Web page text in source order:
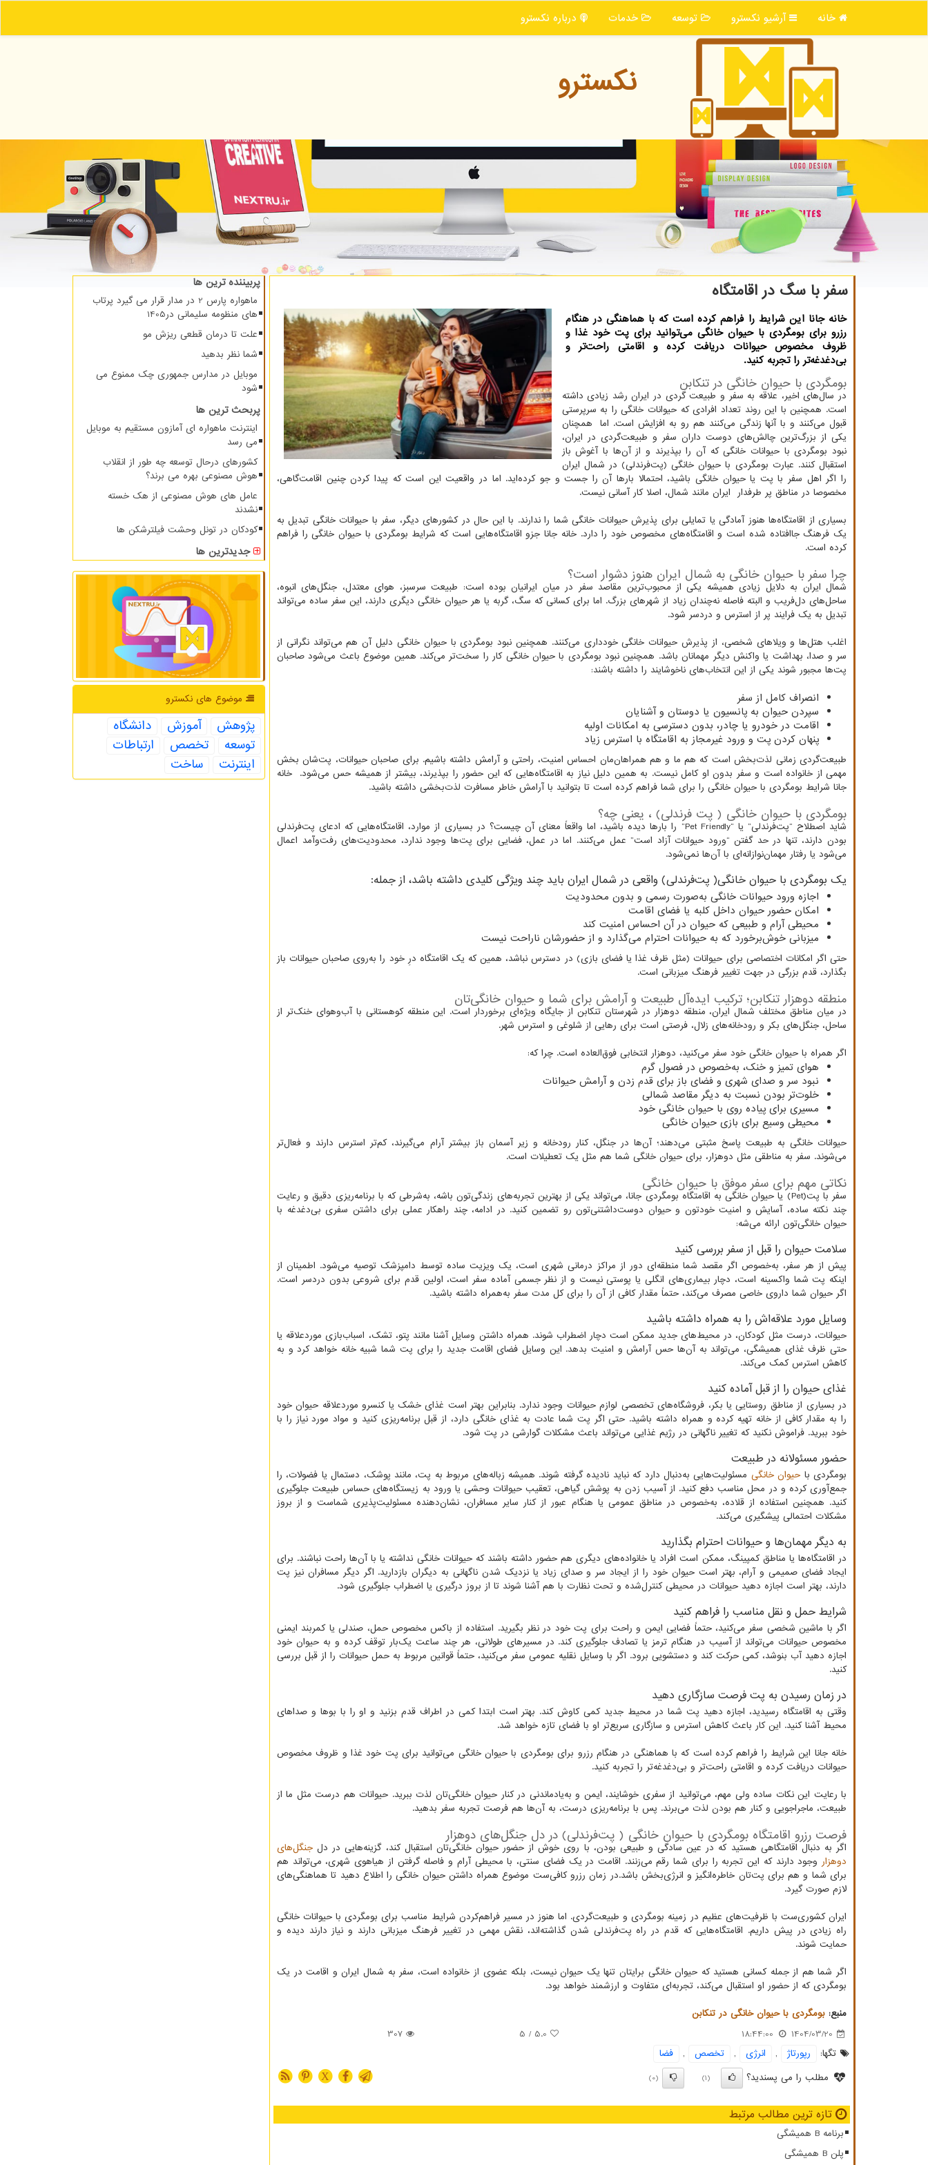
خانه آرشیو نكسترو توسعه خدمات درباره نكسترو
نكسترو
سفر با سگ در اقامتگاه
خانه جانا این شرایط را فراهم کرده است که با هماهنگی در هنگام
رزرو برای بومگردی با حیوان خانگی می‌توانید برای پت خود غذا و
ظروف مخصوص حیوانات دریافت کرده و اقامتی راحت‌تر و
بی‌دغدغه‌تر را تجربه کنید.
بومگردی با حیوان خانگی در تنکابن
در سال‌های اخیر، علاقه به سفر و طبیعت گردی در ایران رشد زیادی داشته
است. همچنین با این روند تعداد افرادی که حیوانات خانگی را به سرپرستی
قبول می‌کنند و با آنها زندگی می‌کنند هم رو به افزایش است. اما همچنان
یکی از بزرگ‌ترین چالش‌های دوست داران سفر و طبیعت‌گردی در ایران،
نبود بومگردی با حیوانات خانگی که آن را بپذیرند و از آن‌ها با آغوش باز
استقبال کنند. عبارت بومگردی با حیوان خانگی (پت‌فرندلی) در شمال ایران
را اگر اهل سفر با پت یا حیوان خانگی باشید، احتمالا بارها آن را جست و جو کرده‌اید. اما در واقعیت این است که پیدا کردن چنین اقامت‌گاهی،
مخصوصا در مناطق پر طرفدار ایران مانند شمال، اصلا کار آسانی نیست.
بسیاری از اقامتگاه‌ها هنوز آمادگی یا تمایلی برای پذیرش حیوانات خانگی شما را ندارند. با این حال در کشورهای دیگر، سفر با حیوانات خانگی تبدیل به
یک فرهنگ جاافتاده شده است و اقامتگاه‌های مخصوص خود را دارد. خانه جانا جزو اقامتگاه‌هایی است که شرایط بومگردی با حیوان خانگی را فراهم
کرده است.
چرا سفر با حیوان خانگی به شمال ایران هنوز دشوار است؟
شمال ایران به دلایل زیادی همیشه یکی از محبوب‌ترین مقاصد سفر در میان ایرانیان بوده است: طبیعت سرسبز، هوای معتدل، جنگل‌های انبوه،
ساحل‌های دل‌فریب و البته فاصله نه‌چندان زیاد از شهرهای بزرگ. اما برای کسانی که سگ، گربه یا هر حیوان خانگی دیگری دارند، این سفر ساده می‌تواند
تبدیل به یک فرایند پر از استرس و دردسر شود.
اغلب هتل‌ها و ویلاهای شخصی، از پذیرش حیوانات خانگی خودداری می‌کنند. همچنین نبود بومگردی با حیوان خانگی دلیل آن هم می‌تواند نگرانی از
سر و صدا، بهداشت یا واکنش دیگر مهمانان باشد. همچنین نبود بومگردی با حیوان خانگی کار را سخت‌تر می‌کند. همین موضوع باعث می‌شود صاحبان
پت‌ها مجبور شوند یکی از این انتخاب‌های ناخوشایند را داشته باشند:
انصراف کامل از سفر
سپردن حیوان به پانسیون یا دوستان و آشنایان
اقامت در خودرو یا چادر، بدون دسترسی به امکانات اولیه
پنهان کردن پت و ورود غیرمجاز به اقامتگاه با استرس زیاد
طبیعت‌گردی زمانی لذت‌بخش است که هم ما و هم همراهان‌مان احساس امنیت، راحتی و آرامش داشته باشیم. برای صاحبان حیوانات، پت‌شان بخش
مهمی از خانواده است و سفر بدون او کامل نیست. به همین دلیل نیاز به اقامتگاه‌هایی که این حضور را بپذیرند، بیشتر از همیشه حس می‌شود. خانه
جانا شرایط بومگردی با حیوان خانگی را برای شما فراهم کرده است تا بتوانید با آرامش خاطر مسافرت لذت‌بخشی داشته باشید.
بومگردی با حیوان خانگی ( پت فرندلی) ، یعنی چه؟
شاید اصطلاح “پت‌فرندلی” یا “Pet Friendly” را بارها دیده باشید، اما واقعاً معنای آن چیست؟ در بسیاری از موارد، اقامتگاه‌هایی که ادعای پت‌فرندلی
بودن دارند، تنها در حد گفتن “ورود حیوانات آزاد است” عمل می‌کنند. اما در عمل، فضایی برای پت‌ها وجود ندارد، محدودیت‌های رفت‌وآمد اعمال
می‌شود یا رفتار مهمان‌نوازانه‌ای با آن‌ها نمی‌شود.
یک بومگردی با حیوان خانگی( پت‌فرندلی) واقعی در شمال ایران باید چند ویژگی کلیدی داشته باشد، از جمله:
اجازه ورود حیوانات خانگی به‌صورت رسمی و بدون محدودیت
امکان حضور حیوان داخل کلبه یا فضای اقامت
محیطی آرام و طبیعی که حیوان در آن احساس امنیت کند
میزبانی خوش‌برخورد که به حیوانات احترام می‌گذارد و از حضورشان ناراحت نیست
حتی اگر امکانات اختصاصی برای حیوانات (مثل ظرف غذا یا فضای بازی) در دسترس نباشد، همین که یک اقامتگاه درِ خود را به‌روی صاحبان حیوانات باز
بگذارد، قدم بزرگی در جهت تغییر فرهنگ میزبانی است.
منطقه دوهزار تنکابن؛ ترکیب ایده‌آل طبیعت و آرامش برای شما و حیوان خانگی‌تان
در میان مناطق مختلف شمال ایران، منطقه دوهزار در شهرستان تنکابن از جایگاه ویژه‌ای برخوردار است. این منطقه کوهستانی با آب‌وهوای خنک‌تر از
ساحل، جنگل‌های بکر و رودخانه‌های زلال، فرصتی است برای رهایی از شلوغی و استرس شهر.
اگر همراه با حیوان خانگی خود سفر می‌کنید، دوهزار انتخابی فوق‌العاده است. چرا که:
هوای تمیز و خنک، به‌خصوص در فصول گرم
نبود سر و صدای شهری و فضای باز برای قدم زدن و آرامش حیوانات
خلوت‌تر بودن نسبت به دیگر مقاصد شمالی
مسیری برای پیاده روی با حیوان خانگی خود
محیطی وسیع برای بازی حیوان خانگی
حیوانات خانگی به طبیعت پاسخ مثبتی می‌دهند؛ آن‌ها در جنگل، کنار رودخانه و زیر آسمان باز بیشتر آرام می‌گیرند، کم‌تر استرس دارند و فعال‌تر
می‌شوند. سفر به مناطقی مثل دوهزار، برای حیوان خانگی شما هم مثل یک تعطیلات است.
نکاتی مهم برای سفر موفق با حیوان خانگی
سفر با پت(Pet) یا حیوان خانگی به اقامتگاه بومگردی جانا، می‌تواند یکی از بهترین تجربه‌های زندگی‌تون باشه، به‌شرطی که با برنامه‌ریزی دقیق و رعایت
چند نکته ساده، آسایش و امنیت خودتون و حیوان دوست‌داشتنی‌تون رو تضمین کنید. در ادامه، چند راهکار عملی برای داشتن سفری بی‌دغدغه با
حیوان خانگی‌تون ارائه می‌شه:
سلامت حیوان را قبل از سفر بررسی کنید
پیش از هر سفر، به‌خصوص اگر مقصد شما منطقه‌ای دور از مراکز درمانی شهری است، یک ویزیت ساده توسط دامپزشک توصیه می‌شود. اطمینان از
اینکه پت شما واکسینه است، دچار بیماری‌های انگلی یا پوستی نیست و از نظر جسمی آماده سفر است، اولین قدم برای شروعی بدون دردسر است.
اگر حیوان شما داروی خاصی مصرف می‌کند، حتماً مقدار کافی از آن را برای کل مدت سفر به‌همراه داشته باشید.
وسایل مورد علاقه‌اش را به همراه داشته باشید
حیوانات، درست مثل کودکان، در محیط‌های جدید ممکن است دچار اضطراب شوند. همراه داشتن وسایل آشنا مانند پتو، تشک، اسباب‌بازی موردعلاقه یا
حتی ظرف غذای همیشگی، می‌تواند به آن‌ها حس آرامش و امنیت بدهد. این وسایل فضای اقامت جدید را برای پت شما شبیه خانه خواهد کرد و به
کاهش استرس کمک می‌کند.
غذای حیوان را از قبل آماده کنید
در بسیاری از مناطق روستایی یا بکر، فروشگاه‌های تخصصی لوازم حیوانات وجود ندارد. بنابراین بهتر است غذای خشک یا کنسرو موردعلاقه حیوان خود
را به مقدار کافی از خانه تهیه کرده و همراه داشته باشید. حتی اگر پت شما عادت به غذای خانگی دارد، از قبل برنامه‌ریزی کنید و مواد مورد نیاز را با
خود ببرید. فراموش نکنید که تغییر ناگهانی در رژیم غذایی می‌تواند باعث مشکلات گوارشی در پت شود.
حضور مسئولانه در طبیعت
بومگردی با حیوان خانگی مسئولیت‌هایی به‌دنبال دارد که نباید نادیده گرفته شوند. همیشه زباله‌های مربوط به پت، مانند پوشک، دستمال یا فضولات، را
جمع‌آوری کرده و در محل مناسب دفع کنید. از آسیب زدن به پوشش گیاهی، تعقیب حیوانات وحشی یا ورود به زیستگاه‌های حساس طبیعت جلوگیری
کنید. همچنین استفاده از قلاده، به‌خصوص در مناطق عمومی یا هنگام عبور از کنار سایر مسافران، نشان‌دهنده مسئولیت‌پذیری شماست و از بروز
مشکلات احتمالی پیشگیری می‌کند.
به دیگر مهمان‌ها و حیوانات احترام بگذارید
در اقامتگاه‌ها یا مناطق کمپینگ، ممکن است افراد یا خانواده‌های دیگری هم حضور داشته باشند که حیوانات خانگی نداشته یا با آن‌ها راحت نباشند. برای
ایجاد فضای صمیمی و آرام، بهتر است حیوان خود را از ایجاد سر و صدای زیاد یا نزدیک شدن ناگهانی به دیگران بازدارید. اگر دیگر مسافران نیز پت
دارند، بهتر است اجازه دهید حیوانات در محیطی کنترل‌شده و تحت نظارت با هم آشنا شوند تا از بروز درگیری یا اضطراب جلوگیری شود.
شرایط حمل و نقل مناسب را فراهم کنید
اگر با ماشین شخصی سفر می‌کنید، حتماً فضایی ایمن و راحت برای پت خود در نظر بگیرید. استفاده از باکس مخصوص حمل، صندلی یا کمربند ایمنی
مخصوص حیوانات می‌تواند از آسیب در هنگام ترمز یا تصادف جلوگیری کند. در مسیرهای طولانی، هر چند ساعت یک‌بار توقف کرده و به حیوان خود
اجازه دهید آب بنوشد، کمی حرکت کند و دستشویی برود. اگر با وسایل نقلیه عمومی سفر می‌کنید، حتماً قوانین مربوط به حمل حیوانات را از قبل بررسی
کنید.
در زمان رسیدن به پت فرصت سازگاری دهید
وقتی به اقامتگاه رسیدید، اجازه دهید پت شما در محیط جدید کمی کاوش کند. بهتر است ابتدا کمی در اطراف قدم بزنید و او را با بوها و صداهای
محیط آشنا کنید. این کار باعث کاهش استرس و سازگاری سریع‌تر او با فضای تازه خواهد شد.
خانه جانا این شرایط را فراهم کرده است که با هماهنگی در هنگام رزرو برای بومگردی با حیوان خانگی می‌توانید برای پت خود غذا و ظروف مخصوص
حیوانات دریافت کرده و اقامتی راحت‌تر و بی‌دغدغه‌تر را تجربه کنید.
با رعایت این نکات ساده ولی مهم، می‌توانید از سفری خوشایند، ایمن و به‌یادماندنی در کنار حیوان خانگی‌تان لذت ببرید. حیوانات هم درست مثل ما از
طبیعت، ماجراجویی و کنار هم بودن لذت می‌برند. پس با برنامه‌ریزی درست، به آن‌ها هم فرصت تجربه سفر بدهید.
فرصت رزرو اقامتگاه بومگردی با حیوان خانگی ( پت‌فرندلی) در دل جنگل‌های دوهزار
اگر به دنبال اقامتگاهی هستید که در عین سادگی و طبیعی بودن، با روی خوش از حضور حیوان خانگی‌تان استقبال کند، گزینه‌هایی در دل جنگل‌های
دوهزار وجود دارند که این تجربه را برای شما رقم می‌زنند. اقامت در یک فضای سنتی، با محیطی آرام و فاصله گرفتن از هیاهوی شهری، می‌تواند هم
برای شما و هم برای پت‌تان خاطره‌انگیز و انرژی‌بخش باشد.در زمان رزرو کافی‌ست موضوع همراه داشتن حیوان خانگی را اطلاع دهید تا هماهنگی‌های
لازم صورت گیرد.
ایران کشوری‌ست با ظرفیت‌های عظیم در زمینه بومگردی و طبیعت‌گردی. اما هنوز در مسیر فراهم‌کردن شرایط مناسب برای بومگردی با حیوانات خانگی
راه زیادی در پیش داریم. اقامتگاه‌هایی که قدم در راه پت‌فرندلی شدن گذاشته‌اند، نقش مهمی در تغییر فرهنگ میزبانی دارند و نیاز دارند دیده و
حمایت شوند.
اگر شما هم از جمله کسانی هستید که حیوان خانگی برایتان تنها یک حیوان نیست، بلکه عضوی از خانواده است، سفر به شمال ایران و اقامت در یک
بومگردی که از حضور او استقبال می‌کند، تجربه‌ای متفاوت و ارزشمند خواهد بود.
منبع: بومگردی با حیوان خانگی در تنکابن
1404/03/20
18:44:00
5.0
/ 5
307
تگها:
رپورتاژ , انرژی , تخصص ,
فضا
مطلب را می پسندید؟
(1)
(0)
X
تازه ترین مطالب مرتبط
برنامه B همیشگی
پلن B همیشگی
پربیننده ترین ها
ماهواره پارس 2 در مدار قرار می گیرد پرتاب
های منظومه سلیمانی در1405
علت تا درمان قطعی ریزش مو
شما نظر بدهید
موبایل در مدارس جمهوری چک ممنوع می
شود
پربحث ترین ها
اینترنت ماهواره ای آمازون مستقیم به موبایل
می رسد
کشورهای درحال توسعه چه طور از انقلاب
هوش مصنوعی بهره می برند؟
عامل های هوش مصنوعی از هک خسته
نشدند
کودکان در تونل وحشت فیلترشکن ها
جدیدترین ها
موضوع های نكسترو
پژوهش آموزش
دانشگاه
توسعه
تخصص
ارتباطات
اینترنت
ساخت